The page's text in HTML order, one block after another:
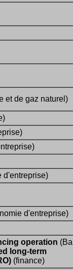
et de gaz naturel)
d'entreprise)
d'entreprise)
operation
long-term
(finance)